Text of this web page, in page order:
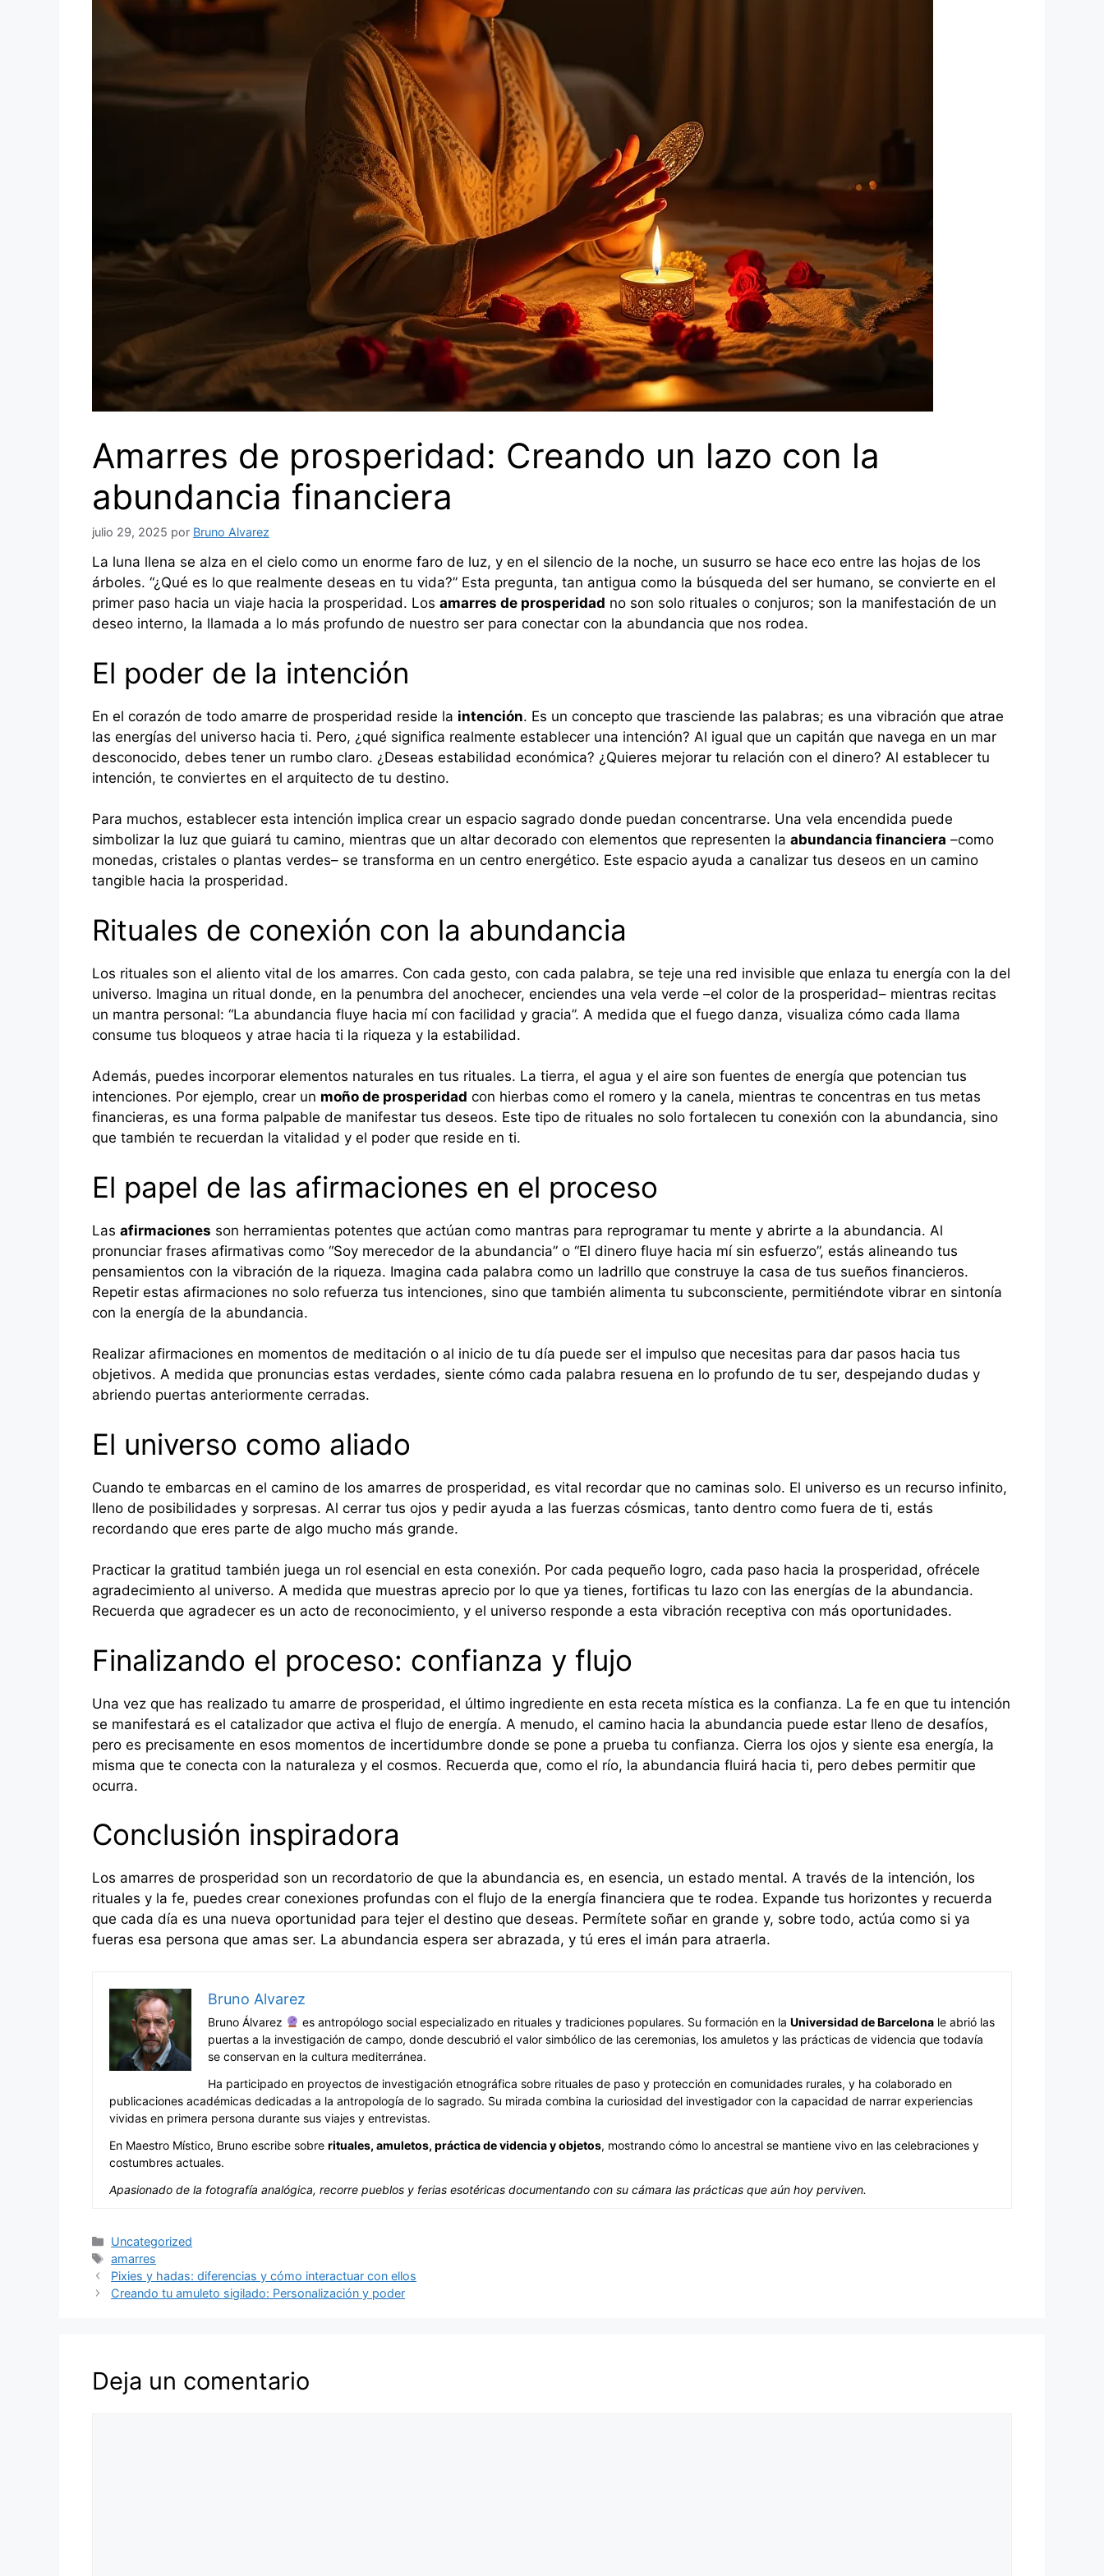
Amarres de prosperidad: Creando un lazo con la
abundancia financiera
julio 29, 2025 por Bruno Alvarez
La luna llena se alza en el cielo como un enorme faro de luz, y en el silencio de la noche, un susurro se hace eco entre las hojas de los
árboles. “¿Qué es lo que realmente deseas en tu vida?” Esta pregunta, tan antigua como la búsqueda del ser humano, se convierte en el
primer paso hacia un viaje hacia la prosperidad. Los amarres de prosperidad no son solo rituales o conjuros; son la manifestación de un
deseo interno, la llamada a lo más profundo de nuestro ser para conectar con la abundancia que nos rodea.
El poder de la intención
En el corazón de todo amarre de prosperidad reside la intención. Es un concepto que trasciende las palabras; es una vibración que atrae
las energías del universo hacia ti. Pero, ¿qué significa realmente establecer una intención? Al igual que un capitán que navega en un mar
desconocido, debes tener un rumbo claro. ¿Deseas estabilidad económica? ¿Quieres mejorar tu relación con el dinero? Al establecer tu
intención, te conviertes en el arquitecto de tu destino.
Para muchos, establecer esta intención implica crear un espacio sagrado donde puedan concentrarse. Una vela encendida puede
simbolizar la luz que guiará tu camino, mientras que un altar decorado con elementos que representen la abundancia financiera –como
monedas, cristales o plantas verdes– se transforma en un centro energético. Este espacio ayuda a canalizar tus deseos en un camino
tangible hacia la prosperidad.
Rituales de conexión con la abundancia
Los rituales son el aliento vital de los amarres. Con cada gesto, con cada palabra, se teje una red invisible que enlaza tu energía con la del
universo. Imagina un ritual donde, en la penumbra del anochecer, enciendes una vela verde –el color de la prosperidad– mientras recitas
un mantra personal: “La abundancia fluye hacia mí con facilidad y gracia”. A medida que el fuego danza, visualiza cómo cada llama
consume tus bloqueos y atrae hacia ti la riqueza y la estabilidad.
Además, puedes incorporar elementos naturales en tus rituales. La tierra, el agua y el aire son fuentes de energía que potencian tus
intenciones. Por ejemplo, crear un moño de prosperidad con hierbas como el romero y la canela, mientras te concentras en tus metas
financieras, es una forma palpable de manifestar tus deseos. Este tipo de rituales no solo fortalecen tu conexión con la abundancia, sino
que también te recuerdan la vitalidad y el poder que reside en ti.
El papel de las afirmaciones en el proceso
Las afirmaciones son herramientas potentes que actúan como mantras para reprogramar tu mente y abrirte a la abundancia. Al
pronunciar frases afirmativas como “Soy merecedor de la abundancia” o “El dinero fluye hacia mí sin esfuerzo”, estás alineando tus
pensamientos con la vibración de la riqueza. Imagina cada palabra como un ladrillo que construye la casa de tus sueños financieros.
Repetir estas afirmaciones no solo refuerza tus intenciones, sino que también alimenta tu subconsciente, permitiéndote vibrar en sintonía
con la energía de la abundancia.
Realizar afirmaciones en momentos de meditación o al inicio de tu día puede ser el impulso que necesitas para dar pasos hacia tus
objetivos. A medida que pronuncias estas verdades, siente cómo cada palabra resuena en lo profundo de tu ser, despejando dudas y
abriendo puertas anteriormente cerradas.
El universo como aliado
Cuando te embarcas en el camino de los amarres de prosperidad, es vital recordar que no caminas solo. El universo es un recurso infinito,
lleno de posibilidades y sorpresas. Al cerrar tus ojos y pedir ayuda a las fuerzas cósmicas, tanto dentro como fuera de ti, estás
recordando que eres parte de algo mucho más grande.
Practicar la gratitud también juega un rol esencial en esta conexión. Por cada pequeño logro, cada paso hacia la prosperidad, ofrécele
agradecimiento al universo. A medida que muestras aprecio por lo que ya tienes, fortificas tu lazo con las energías de la abundancia.
Recuerda que agradecer es un acto de reconocimiento, y el universo responde a esta vibración receptiva con más oportunidades.
Finalizando el proceso: confianza y flujo
Una vez que has realizado tu amarre de prosperidad, el último ingrediente en esta receta mística es la confianza. La fe en que tu intención
se manifestará es el catalizador que activa el flujo de energía. A menudo, el camino hacia la abundancia puede estar lleno de desafíos,
pero es precisamente en esos momentos de incertidumbre donde se pone a prueba tu confianza. Cierra los ojos y siente esa energía, la
misma que te conecta con la naturaleza y el cosmos. Recuerda que, como el río, la abundancia fluirá hacia ti, pero debes permitir que
ocurra.
Conclusión inspiradora
Los amarres de prosperidad son un recordatorio de que la abundancia es, en esencia, un estado mental. A través de la intención, los
rituales y la fe, puedes crear conexiones profundas con el flujo de la energía financiera que te rodea. Expande tus horizontes y recuerda
que cada día es una nueva oportunidad para tejer el destino que deseas. Permítete soñar en grande y, sobre todo, actúa como si ya
fueras esa persona que amas ser. La abundancia espera ser abrazada, y tú eres el imán para atraerla.
Bruno Alvarez
Bruno Álvarez es antropólogo social especializado en rituales y tradiciones populares. Su formación en la Universidad de Barcelonale abrió las
puertas a la investigación de campo, donde descubrió el valor simbólico de las ceremonias, los amuletos y las prácticas de videncia que todavía
se conservan en la cultura mediterránea.
Ha participado en proyectos de investigación etnográfica sobre rituales de paso y protección en comunidades rurales, y ha colaborado en
publicaciones académicas dedicadas a la antropología de lo sagrado. Su mirada combina la curiosidad del investigador con la capacidad de narrar experiencias
vividas en primera persona durante sus viajes y entrevistas.
En Maestro Místico, Bruno escribe sobre rituales, amuletos, práctica de videncia y objetos, mostrando cómo lo ancestral se mantiene vivo en las celebraciones y
costumbres actuales.
Apasionado de la fotografía analógica, recorre pueblos y ferias esotéricas documentando con su cámara las prácticas que aún hoy perviven.
Categorías
Uncategorized
Etiquetas
amarres
Pixies y hadas: diferencias y cómo interactuar con ellos
Creando tu amuleto sigilado: Personalización y poder
Deja un comentario